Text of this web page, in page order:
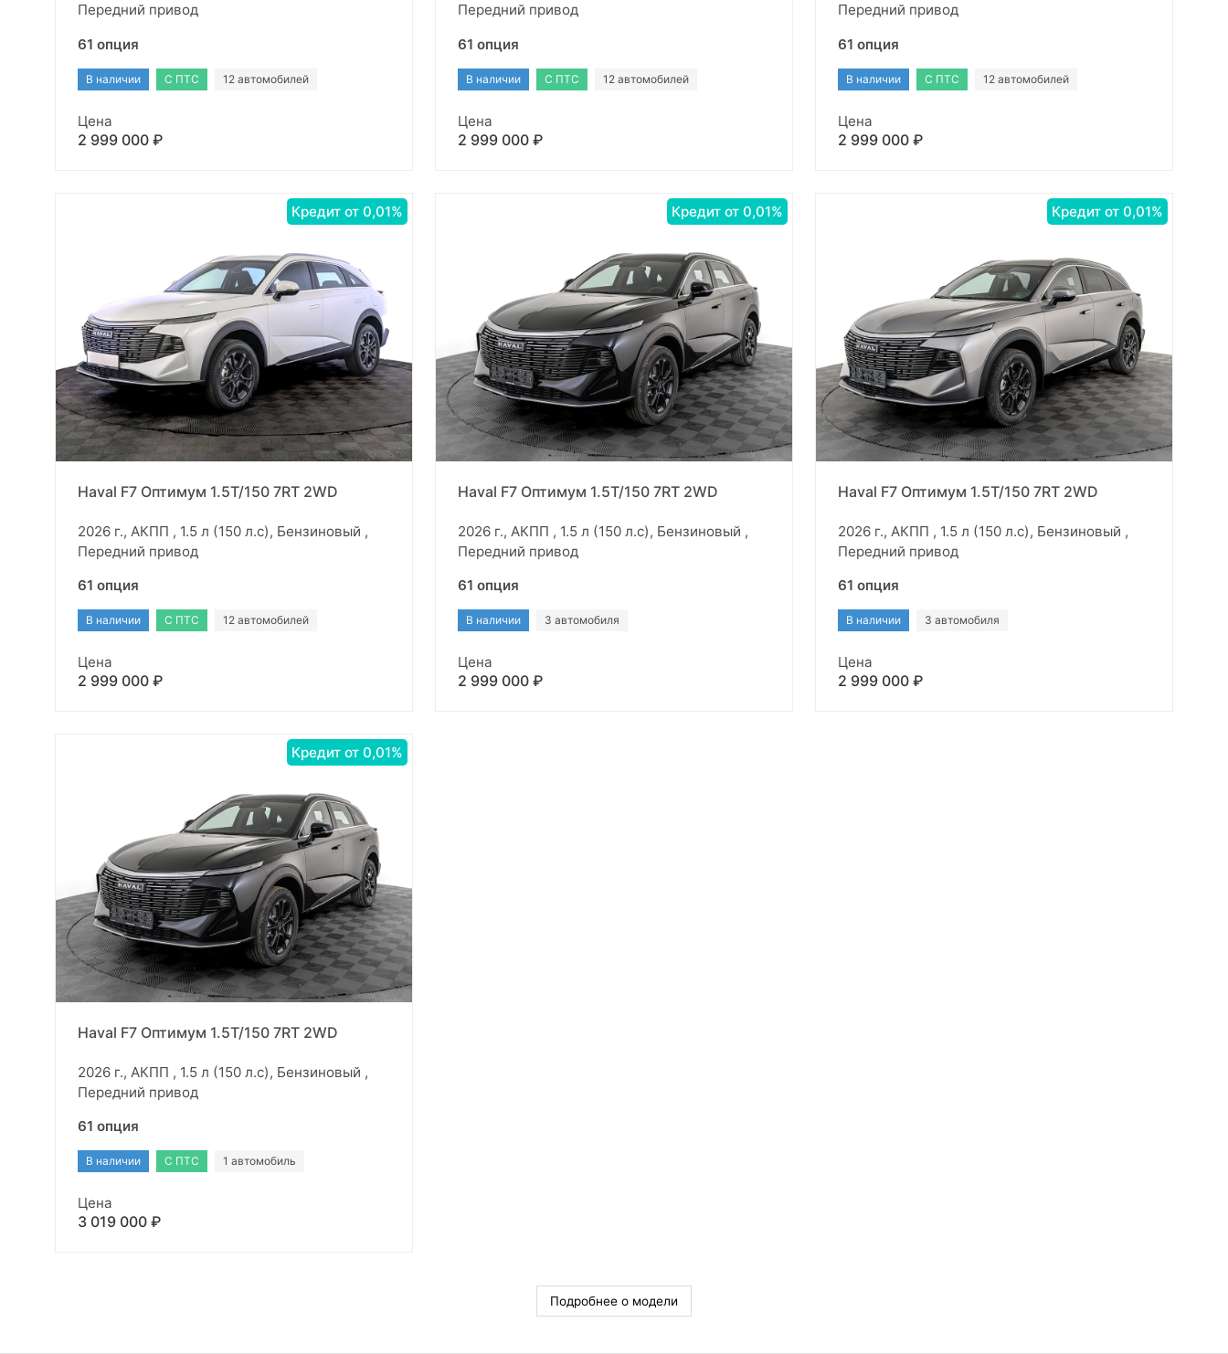
Передний привод
61 опция
В наличии С ПТС 12 автомобилей
Цена
2 999 000 ₽
Передний привод
61 опция
В наличии С ПТС 12 автомобилей
Цена
2 999 000 ₽
Передний привод
61 опция
В наличии С ПТС 12 автомобилей
Цена
2 999 000 ₽
Кредит от 0,01%
Haval F7 Оптимум 1.5T/150 7RT 2WD
2026 г., АКПП , 1.5 л (150 л.с), Бензиновый ,
Передний привод
61 опция
В наличии С ПТС 12 автомобилей
Цена
2 999 000 ₽
Кредит от 0,01%
Haval F7 Оптимум 1.5T/150 7RT 2WD
2026 г., АКПП , 1.5 л (150 л.с), Бензиновый ,
Передний привод
61 опция
В наличии 3 автомобиля
Цена
2 999 000 ₽
Кредит от 0,01%
Haval F7 Оптимум 1.5T/150 7RT 2WD
2026 г., АКПП , 1.5 л (150 л.с), Бензиновый ,
Передний привод
61 опция
В наличии 3 автомобиля
Цена
2 999 000 ₽
Кредит от 0,01%
Haval F7 Оптимум 1.5T/150 7RT 2WD
2026 г., АКПП , 1.5 л (150 л.с), Бензиновый ,
Передний привод
61 опция
В наличии С ПТС 1 автомобиль
Цена
3 019 000 ₽
Подробнее о модели